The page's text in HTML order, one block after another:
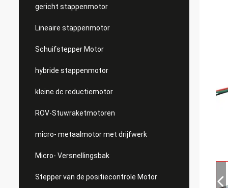
gericht stappenmotor
Lineaire stappenmotor
Schuifstepper Motor
hybride stappenmotor
kleine dc reductiemotor
ROV-Stuwraketmotoren
micro- metaalmotor met drijfwerk
Micro- Versnellingsbak
Stepper van de positiecontrole Motor